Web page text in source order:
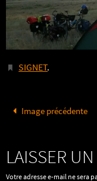
SIGNET.
Image précédente
LAISSER
Votre adresse e-mail ne sera